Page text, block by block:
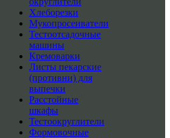
Хлеборезки
Мукопросеиватели
Тестоотсадочные
машины
Кремоварки
Листы пекарские
(противни) для
выпечки
Расстойные
шкафы
Тестоокруглители
Формовочные